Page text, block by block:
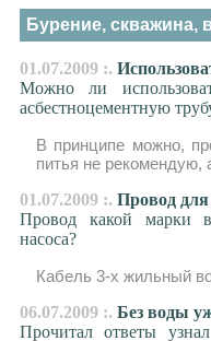
Бурение, скважина,
01.07.2009 :.
Можно ли
асбестноцементную
В принципе можно,
питья не рекомендую,
01.07.2009 :. Провод для
Провод какой марки
насоса?
Кабель 3-х жильный
06.07.2009 :. Без воды
Прочитал ответы